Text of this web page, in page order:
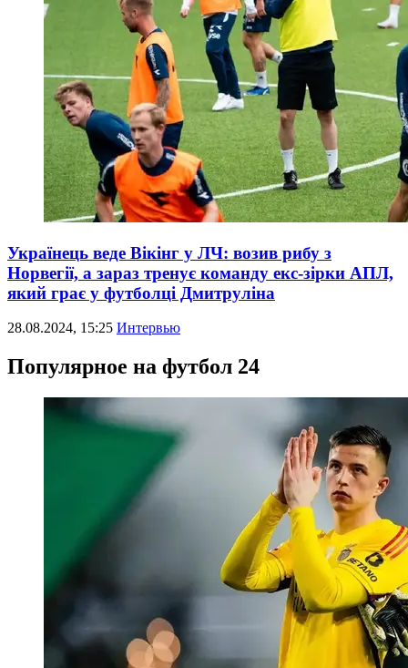
Українець веде Вікінг у ЛЧ: возив рибу з
Норвегії, а зараз тренує команду екс-зірки АПЛ,
який грає у футболці Дмитруліна
28.08.2024, 15:25 Интервью
Популярное на футбол 24